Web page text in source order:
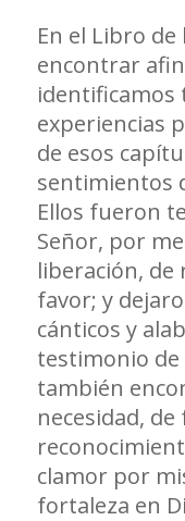
En el Libro
encontrar
experiencias
de esos
sentimientos
Ellos fueron
Señor, por
liberación, de
favor; y
cánticos y
testimonio de
también
necesidad,
clamor por
fortaleza en